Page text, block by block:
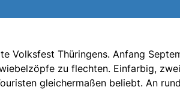
Volksfest Thüringens. Anfang
zu flechten. Einfarbig,
gleichermaßen beliebt. An